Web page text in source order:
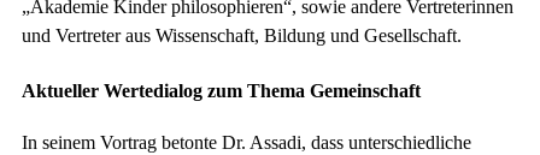
„Akademie Kinder philosophieren“, sowie andere Vertreterinnen
und Vertreter aus Wissenschaft, Bildung und Gesellschaft.
Aktueller Wertedialog zum Thema Gemeinschaft
In seinem Vortrag betonte Dr. Assadi, dass unterschiedliche